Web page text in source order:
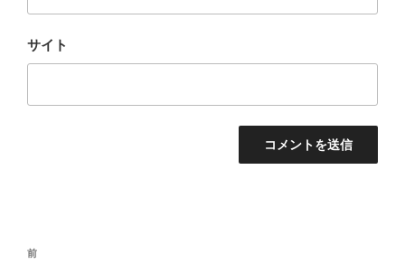
サイト
投
前
前